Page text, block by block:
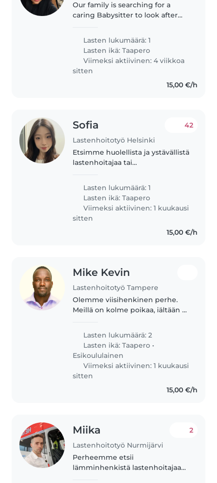
Our family is searching for a
caring Babysitter to look after
at home. Reliability and a gentle
approach are preferred—feel
free to reach out to arrange..
Lasten lukumäärä: 1
Lasten ikä:Taapero
Viimeksi aktiivinen: 4 viikkoa
sitten
15,00 €/h
Sofia
Lastenhoitotyö Helsinki
42
Etsimme huolellista ja ystävällistä
lastenhoitajaa tai
vuotiaata energiaa purkavaa ja
puheliasta pikkutyttöä.
Lemmikkieläimiin ja
ruoanlaittoon tottunut..
Lasten lukumäärä: 1
Lasten ikä:Taapero
Viimeksi aktiivinen: 1 kuukausi
sitten
15,00 €/h
Mike Kevin
Lastenhoitotyö Tampere
Olemme viisihenkinen perhe.
Meillä on kolme poikaa, iältään 0,
joka voisi satunnaisesti hoitaa
poikiamme silloin, kun meillä on
muita menoja. Tällä..
Lasten lukumäärä: 2
Lasten ikä:Taapero •
Esikoululainen
Viimeksi aktiivinen: 1 kuukausi
sitten
15,00 €/h
Miika
Lastenhoitotyö Nurmijärvi
2
Perheemme etsii
lämminhenkistä lastenhoitajaa